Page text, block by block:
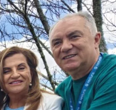
NOTICIAS
brasileño Hamilton
presenta el video
no Aware”, una
emblemáticas de
álbum “Nova”.